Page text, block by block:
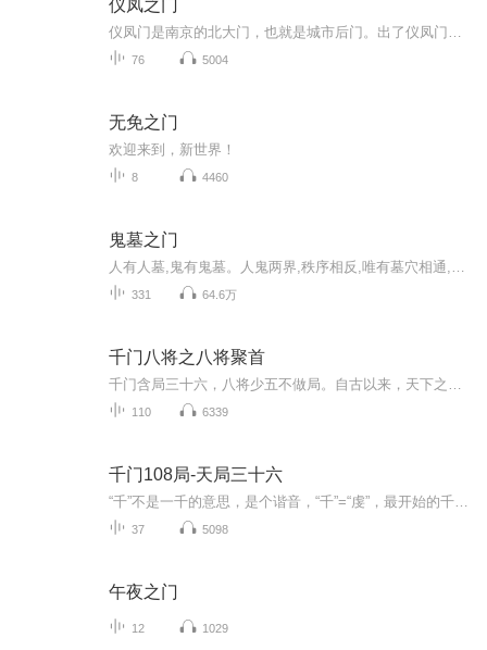
仪凤之门
76 5004
无免之门
欢迎来到，新世界！
8 4460
鬼墓之门
331 64.6万
千门八将之八将聚首
110 6339
千门108局-天局三十六
37 5098
午夜之门
12 1029